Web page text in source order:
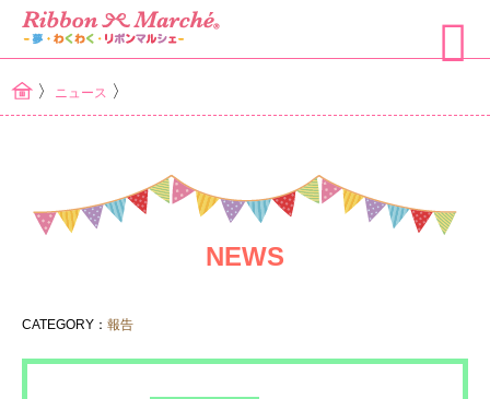
〉 ニュース 〉
NEWS
CATEGORY： 報告